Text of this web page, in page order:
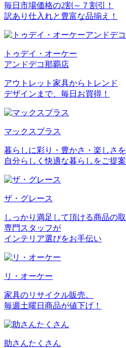
毎日市場価格の2割～７割引！
訳あり仕入れと豊富な品揃え！
トゥデイ・オーケー
アンドデコ那覇店
アウトレット家具からトレンド
デザインまで、毎日お買得！
マックスプラス
暮らしに彩り・豊かさ・楽しさ
自分らしく快適な暮らしをご提案
ザ・グレース
しっかり満足して頂ける商品の
専門スタッフが
インテリア選びをお手伝い
リ・オーケー
家具のリサイクル販売。
毎週土曜日商品が値下げ！
助さんたくさん